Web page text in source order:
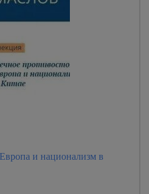
и национализм в